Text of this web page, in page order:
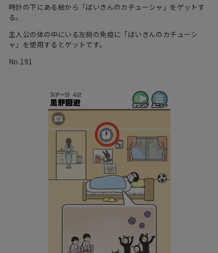
時計の下にある絵から「ばいきんのカチューシャ」をゲットす
る。
主人公の体の中にいる左側の免疫に「ばいきんのカチューシ
ャ」を使用するとゲットです。
No.191